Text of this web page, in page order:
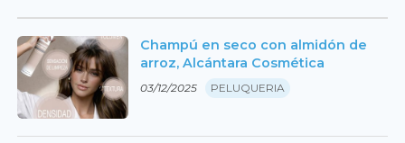
Champú en seco con almidón de
arroz, Alcántara Cosmética
03/12/2025 PELUQUERIA